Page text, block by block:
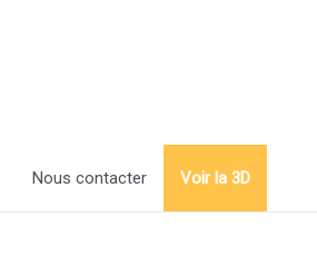
Nous contacter Voir la 3D